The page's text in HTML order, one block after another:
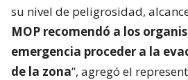
su nivel de peligrosidad,
MOP recomendó a los
emergencia proceder a la
de la zona”, agregó el